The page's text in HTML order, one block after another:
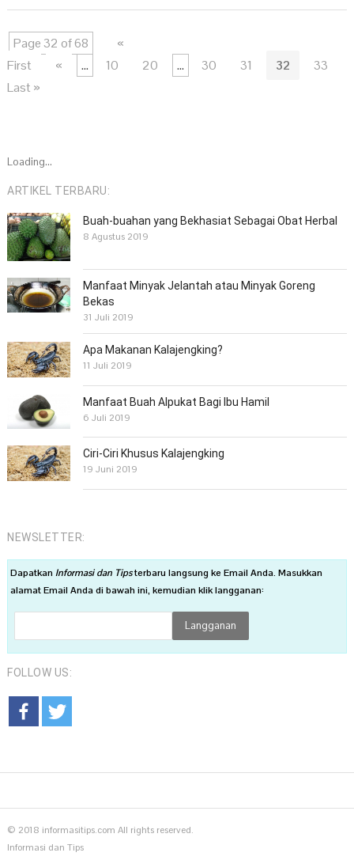
Page 32 of 68
«
First
« ... 10 20 ... 30 31 32 33
Last »
Loading...
ARTIKEL TERBARU:
Buah-buahan yang Bekhasiat Sebagai Obat Herbal
8 Agustus 2019
Manfaat Minyak Jelantah atau Minyak Goreng
Bekas
31 Juli 2019
Apa Makanan Kalajengking?
11 Juli 2019
Manfaat Buah Alpukat Bagi Ibu Hamil
6 Juli 2019
Ciri-Ciri Khusus Kalajengking
19 Juni 2019
NEWSLETTER:
DapatkanInformasi dan Tipsterbaru langsung ke Email Anda. Masukkan
alamat Email Anda di bawah ini, kemudian klik langganan:
FOLLOW US:
© 2018 informasitips.com All rights reserved.
Informasi dan Tips